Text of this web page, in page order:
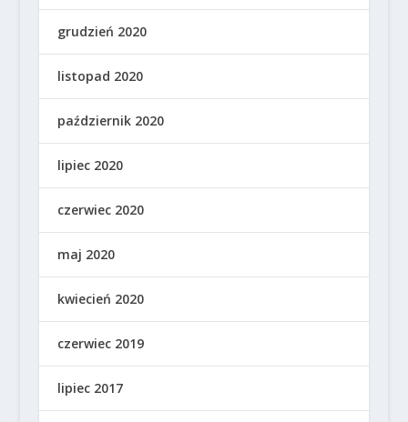
grudzień 2020
listopad 2020
październik 2020
lipiec 2020
czerwiec 2020
maj 2020
kwiecień 2020
czerwiec 2019
lipiec 2017